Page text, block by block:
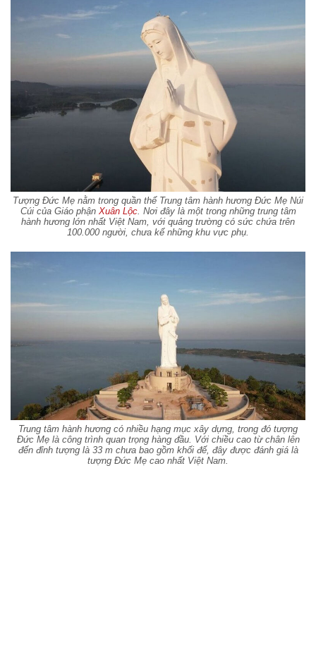
Tượng Đức Mẹ nằm trong quần thể Trung tâm hành hương Đức Mẹ Núi
Cúi của Giáo phận Xuân Lộc. Nơi đây là một trong những trung tâm
hành hương lớn nhất Việt Nam, với quảng trường có sức chứa trên
100.000 người, chưa kể những khu vực phụ.
Trung tâm hành hương có nhiều hạng mục xây dựng, trong đó tượng
Đức Mẹ là công trình quan trọng hàng đầu. Với chiều cao từ chân lên
đến đỉnh tượng là 33 m chưa bao gồm khối đế, đây được đánh giá là
tượng Đức Mẹ cao nhất Việt Nam.